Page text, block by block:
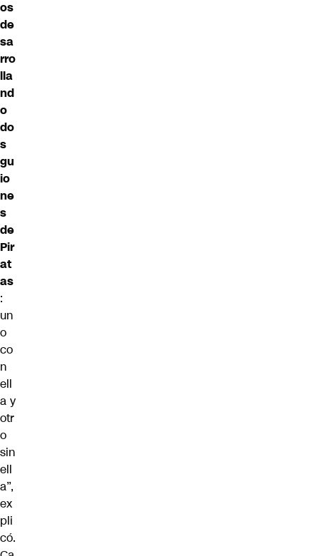
os
de
sa
rro
lla
nd
o
do
s
gu
io
ne
s
de
Pir
at
as
:
un
o
co
n
ell
a y
otr
o
sin
ell
a”,
ex
pli
có.